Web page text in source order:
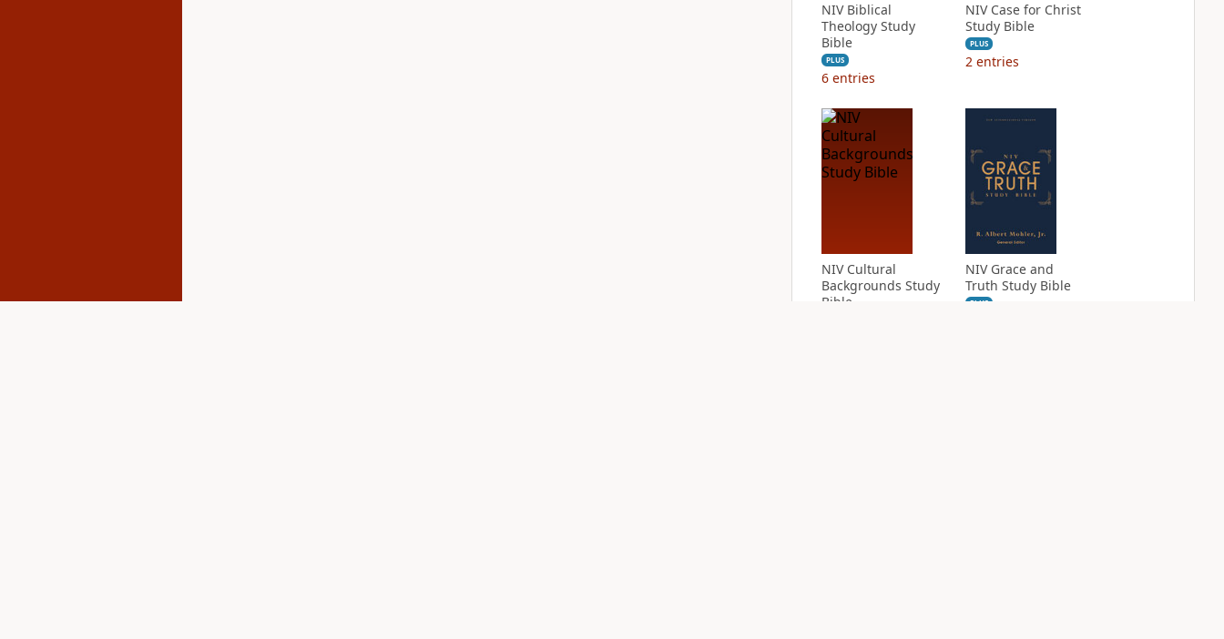
NIV Biblical
Theology Study
Bible
PLUS
6 entries
NIV Case for Christ
Study Bible
PLUS
2 entries
NIV Cultural
Backgrounds Study
Bible
NIV Grace and
Truth Study Bible
PLUS